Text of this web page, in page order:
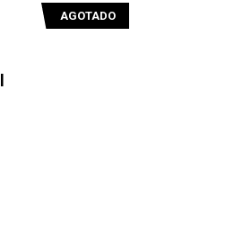
AGOTADO